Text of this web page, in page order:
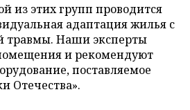
из этих групп проводится
адаптация жилья с
травмы. Наши эксперты
и рекомендуют
поставляемое
Отечества».